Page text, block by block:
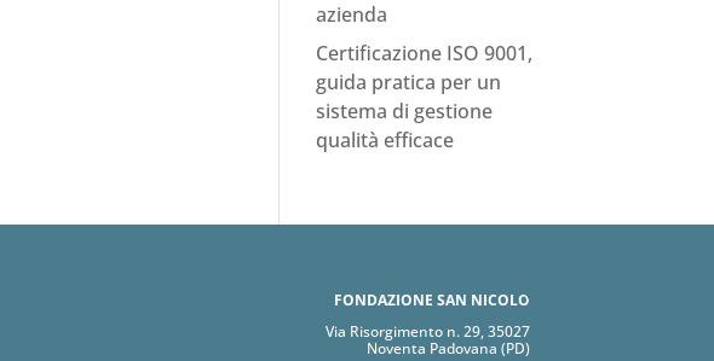
azienda
Certificazione ISO 9001,
guida pratica per un
sistema di gestione
qualità efficace
FONDAZIONE SAN NICOLÒ
Via Risorgimento n. 29, 35027
Noventa Padovana (PD)